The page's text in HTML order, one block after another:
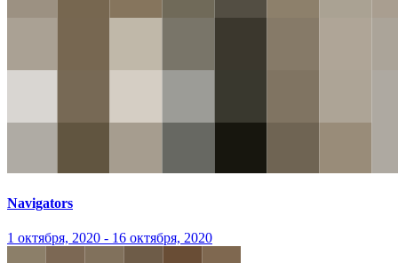
Navigators
1 октября, 2020 - 16 октября, 2020